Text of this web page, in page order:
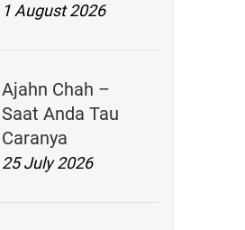
1 August 2026
Ajahn Chah –
Saat Anda Tau
Caranya
25 July 2026